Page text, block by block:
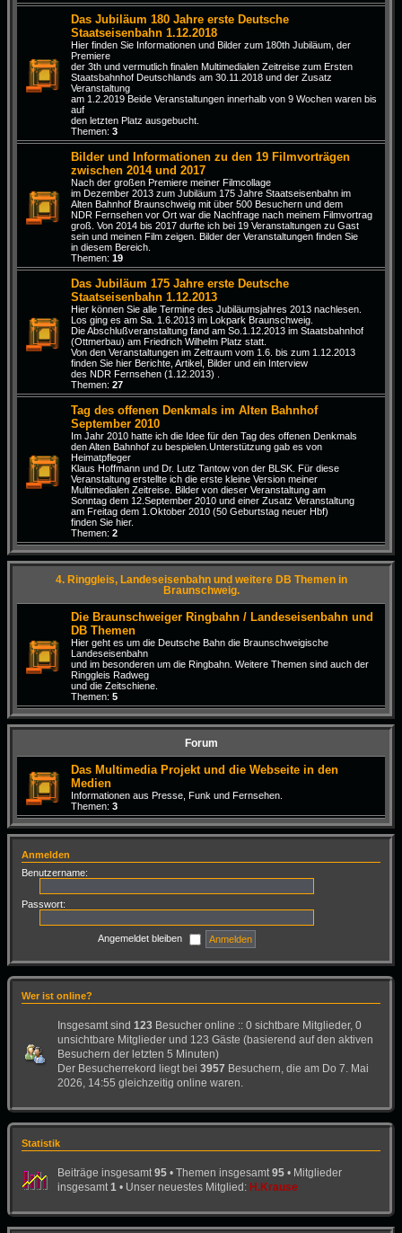
Das Jubiläum 180 Jahre erste Deutsche
Staatseisenbahn 1.12.2018
Hier finden Sie Informationen und Bilder zum 180th Jubiläum, der
Premiere
der 3th und vermutlich finalen Multimedialen Zeitreise zum Ersten
Staatsbahnhof Deutschlands am 30.11.2018 und der Zusatz
Veranstaltung
am 1.2.2019 Beide Veranstaltungen innerhalb von 9 Wochen waren bis
auf
den letzten Platz ausgebucht.
Themen: 3
Bilder und Informationen zu den 19 Filmvorträgen
zwischen 2014 und 2017
Nach der großen Premiere meiner Filmcollage
im Dezember 2013 zum Jubiläum 175 Jahre Staatseisenbahn im
Alten Bahnhof Braunschweig mit über 500 Besuchern und dem
NDR Fernsehen vor Ort war die Nachfrage nach meinem Filmvortrag
groß. Von 2014 bis 2017 durfte ich bei 19 Veranstaltungen zu Gast
sein und meinen Film zeigen. Bilder der Veranstaltungen finden Sie
in diesem Bereich.
Themen: 19
Das Jubiläum 175 Jahre erste Deutsche
Staatseisenbahn 1.12.2013
Hier können Sie alle Termine des Jubiläumsjahres 2013 nachlesen.
Los ging es am Sa. 1.6.2013 im Lokpark Braunschweig.
Die Abschlußveranstaltung fand am So.1.12.2013 im Staatsbahnhof
(Ottmerbau) am Friedrich Wilhelm Platz statt.
Von den Veranstaltungen im Zeitraum vom 1.6. bis zum 1.12.2013
finden Sie hier Berichte, Artikel, Bilder und ein Interview
des NDR Fernsehen (1.12.2013) .
Themen: 27
Tag des offenen Denkmals im Alten Bahnhof
September 2010
Im Jahr 2010 hatte ich die Idee für den Tag des offenen Denkmals
den Alten Bahnhof zu bespielen.Unterstützung gab es von
Heimatpfleger
Klaus Hoffmann und Dr. Lutz Tantow von der BLSK. Für diese
Veranstaltung erstellte ich die erste kleine Version meiner
Multimedialen Zeitreise. Bilder von dieser Veranstaltung am
Sonntag dem 12.September 2010 und einer Zusatz Veranstaltung
am Freitag dem 1.Oktober 2010 (50 Geburtstag neuer Hbf)
finden Sie hier.
Themen: 2
4. Ringgleis, Landeseisenbahn und weitere DB Themen in
Braunschweig.
Die Braunschweiger Ringbahn / Landeseisenbahn und
DB Themen
Hier geht es um die Deutsche Bahn die Braunschweigische
Landeseisenbahn
und im besonderen um die Ringbahn. Weitere Themen sind auch der
Ringgleis Radweg
und die Zeitschiene.
Themen: 5
Forum
Das Multimedia Projekt und die Webseite in den
Medien
Informationen aus Presse, Funk und Fernsehen.
Themen: 3
Anmelden
Benutzername:
Passwort:
Angemeldet bleiben
Wer ist online?
Insgesamt sind 123 Besucher online :: 0 sichtbare Mitglieder, 0
unsichtbare Mitglieder und 123 Gäste (basierend auf den aktiven
Besuchern der letzten 5 Minuten)
Der Besucherrekord liegt bei 3957 Besuchern, die am Do 7. Mai
2026, 14:55 gleichzeitig online waren.
Statistik
Beiträge insgesamt 95 • Themen insgesamt 95 • Mitglieder
insgesamt 1 • Unser neuestes Mitglied: H.Krause